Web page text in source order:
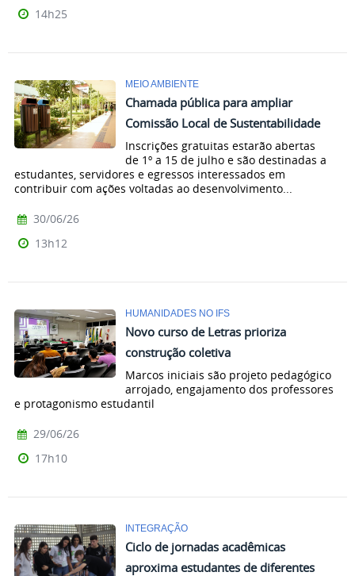
14h25
MEIO AMBIENTE
Chamada pública para ampliar
Comissão Local de Sustentabilidade
Inscrições gratuitas estarão abertas
de 1º a 15 de julho e são destinadas a
estudantes, servidores e egressos interessados em
contribuir com ações voltadas ao desenvolvimento...
30/06/26
13h12
HUMANIDADES NO IFS
Novo curso de Letras prioriza
construção coletiva
Marcos iniciais são projeto pedagógico
arrojado, engajamento dos professores
e protagonismo estudantil
29/06/26
17h10
INTEGRAÇÃO
Ciclo de jornadas acadêmicas
aproxima estudantes de diferentes